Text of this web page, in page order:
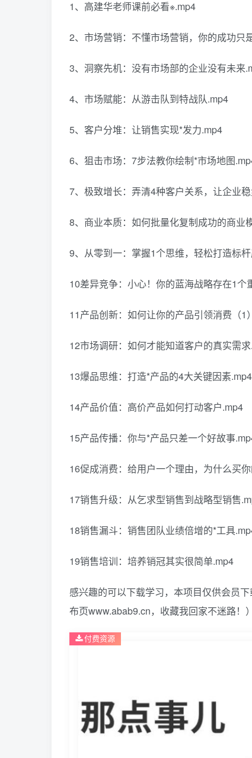
1、高建华老师课前必看※.mp4
2、市场营销：不懂市场营销，你的成功只
3、洞察先机：没有市场部的企业没有未来
4、市场赋能：从游击队到特战队.mp4
5、客户分堆：让销售实现*发力.mp4
6、狙击市场：7步法教你绘制*市场地图
7、极致增长：弄清4种客户关系，让企业
8、商业本质：如何批量化复制成功的商业
9、从零到一：掌握1个思维，轻松打造标
10差异竞争：小心！你的蓝海战略存在1个
11产品创新：如何让你的产品引领消费（1
12市场调研：如何才能知道客户的真实需
13爆品思维：打造*产品的4大关键因素.mp4
14产品价值：高价产品如何打动客户.mp4
15产品传播：你与*产品只差一个好故事
16促成消费：给用户一个理由，为什么买
17销售升级：从乞求型销售到战略型销售
18销售漏斗：销售团队业绩倍增的*工具
19销售培训：培养销冠其实很简单.mp4
感兴趣的可以下载学习，本项目仅供会员
布页www.abab9.cn，收藏我回家不迷路！）
付费资源